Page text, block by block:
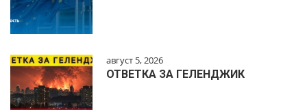
август 5, 2026
ОТВЕТКА ЗА ГЕЛЕНДЖИК